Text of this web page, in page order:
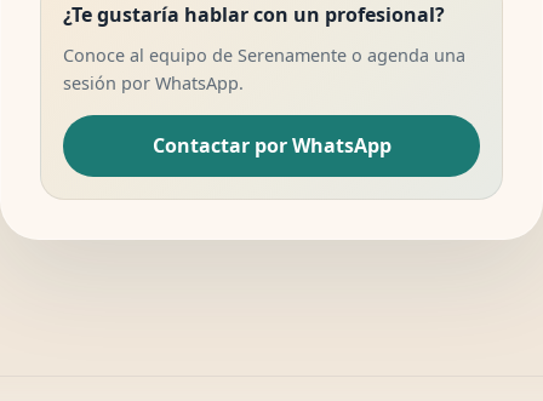
¿Te gustaría hablar con un profesional?
Conoce al equipo de Serenamente o agenda una
sesión por WhatsApp.
Contactar por WhatsApp